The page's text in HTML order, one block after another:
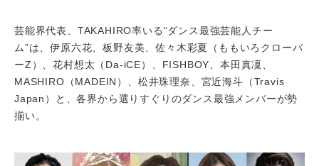
芸能界代表、TAKAHIRO率いる“ダンス最強芸能人チー
ム”は、伊原六花、板野友美、佐々木彩夏（ももいろクローバ
ーZ）、花村想太（Da-iCE）、FISHBOY、本田真凜、
MASHIRO（MADEIN）、松井珠理奈、宮近海斗（Travis
Japan）と、各界から選りすぐりのダンス最強メンバーが勢
揃い。